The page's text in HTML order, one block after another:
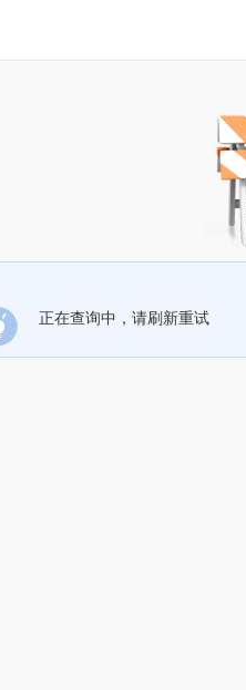
正在查询中，请刷新重试